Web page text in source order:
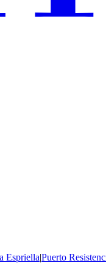
Espriella|Puerto